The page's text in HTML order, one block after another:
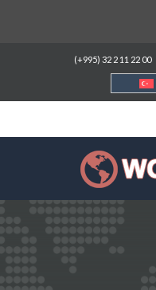
(+995) 32 2 11 22 00